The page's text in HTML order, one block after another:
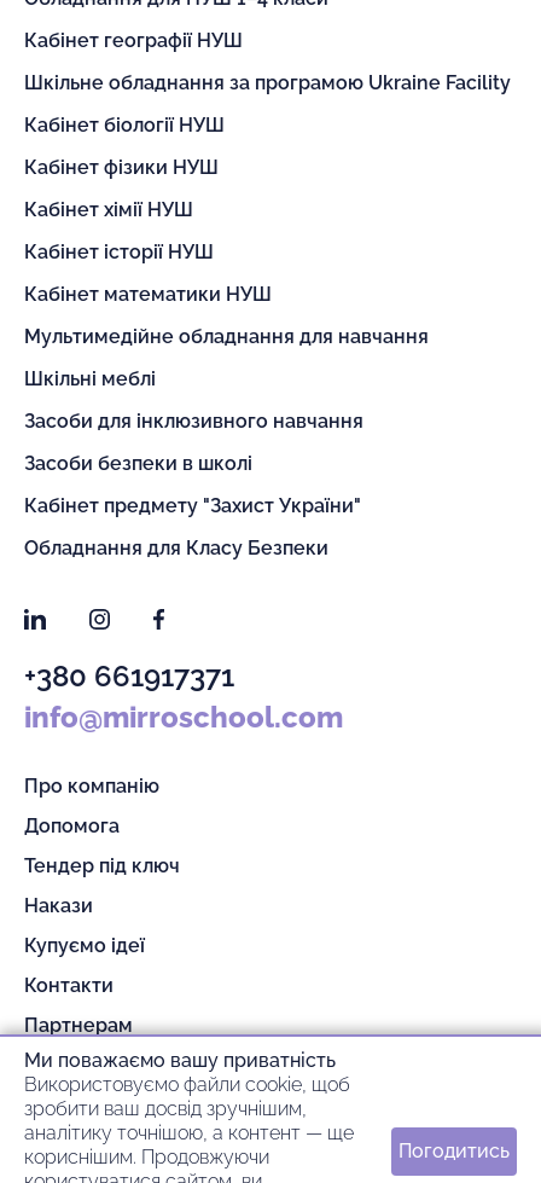
Кабінет географії НУШ
Шкільне обладнання за програмою Ukraine Facility
Кабінет біології НУШ
Кабінет фізики НУШ
Кабінет хімії НУШ
Кабінет історії НУШ
Кабінет математики НУШ
Мультимедійне обладнання для навчання
Шкільні меблі
Засоби для інклюзивного навчання
Засоби безпеки в школі
Кабінет предмету "Захист України"
Обладнання для Класу Безпеки
LinkedInInstagramFacebook
+380 661917371
info@mirroschool.com
Про компанію
Допомога
Тендер під ключ
Накази
Купуємо ідеї
Контакти
Партнерам
Гарантія та повернення
Оплата та доставка
© 2026 mirroschool
Ми поважаємо вашу приватність
Використовуємо файли cookie, щоб
зробити ваш досвід зручнішим,
аналітику точнішою, а контент — ще
кориснішим. Продовжуючи
Погодитись